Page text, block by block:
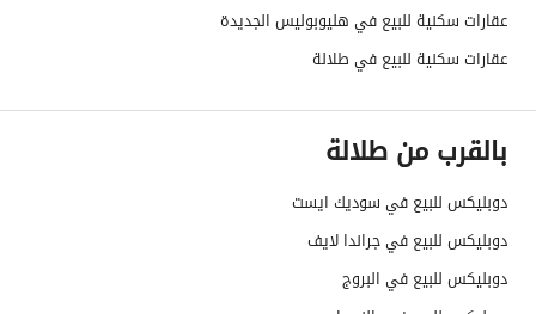
عقارات سكنية للبيع في هليوبوليس الجديدة
عقارات سكنية للبيع في طلالة
بالقرب من طلالة
دوبليكس للبيع في سوديك ايست
دوبليكس للبيع في جراندا لايف
دوبليكس للبيع في البروج